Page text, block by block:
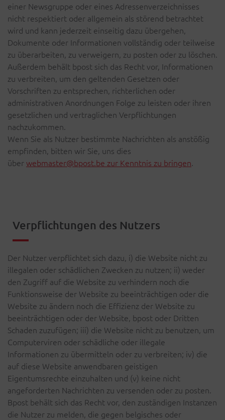
einer Newsgruppe oder eines Adressenverzeichnisses
nicht respektiert oder allgemein als störend betrachtet
wird und kann jederzeit einseitig dazu übergehen,
Dokumente oder Informationen vollständig oder teilweise
zu überarbeiten, zu verweigern, zu posten oder zu löschen.
Außerdem behält bpost sich das Recht vor, Informationen
zu verbreiten, um den geltenden Gesetzen oder
Vorschriften zu entsprechen, richterlichen oder
administrativen Anordnungen Folge zu leisten oder ihren
gesetzlichen und vertraglichen Verpflichtungen
nachzukommen.
Wenn Sie als Nutzer bestimmte Nachrichten als anstößig
empfinden, bitten wir Sie, uns dies
überwebmaster@bpost.be zur Kenntnis zu bringen.
Verpflichtungen des Nutzers
Der Nutzer verpflichtet sich dazu, i) die Website nicht zu
illegalen oder schädlichen Zwecken zu nutzen; ii) weder
den Zugriff auf die Website zu verhindern noch die
Funktionsweise der Website zu beeinträchtigen oder die
Website zu ändern noch die Effizienz der Website zu
beeinträchtigen oder der Website, bpost oder Dritten
Schaden zuzufügen; iii) die Website nicht zu benutzen, um
Computerviren oder schädliche oder illegale
Informationen zu übermitteln oder zu verbreiten; iv) die
auf diese Website anwendbaren geistigen
Eigentumsrechte einzuhalten und (v) keine nicht
angeforderten Nachrichten zu versenden oder zu posten.
Bpost behält sich das Recht vor, den zuständigen Instanzen
die Nutzer zu melden, die gegen belgisches oder